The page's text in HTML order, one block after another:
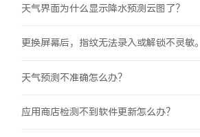
天气界面为什么显示降水预测云图了？
更换屏幕后，指纹无法录入或解锁不灵敏。
天气预测不准确怎么办？
应用商店检测不到软件更新怎么办？